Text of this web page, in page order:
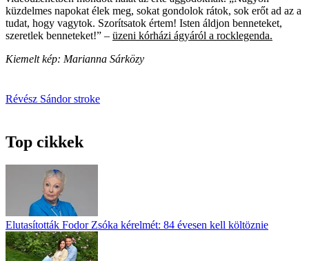
küzdelmes napokat élek meg, sokat gondolok rátok, sok erőt ad az a
tudat, hogy vagytok. Szorítsatok értem! Isten áldjon benneteket,
szeretlek benneteket!” – üzeni kórházi ágyáról a rocklegenda.
Kiemelt kép: Marianna Sárközy
Révész Sándorstroke
Top cikkek
Elutasították Fodor Zsóka kérelmét: 84 évesen kell költöznie